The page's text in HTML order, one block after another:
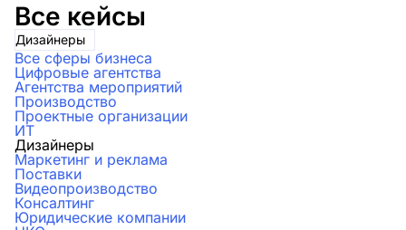
Все кейсы
Дизайнеры
Все сферы бизнеса
Цифровые агентства
Агентства мероприятий
Производство
Проектные организации
ИТ
Дизайнеры
Маркетинг и реклама
Поставки
Видеопроизводство
Консалтинг
Юридические компании